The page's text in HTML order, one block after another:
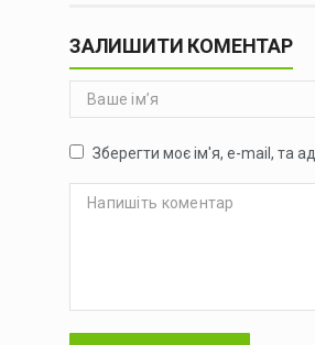
ЗАЛИШИТИ КОМЕНТАР
Зберегти моє ім'я, e-mail, та